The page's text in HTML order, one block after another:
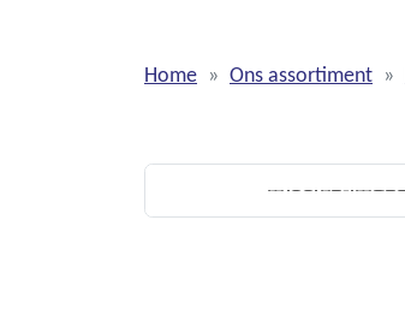
Home Ons assortiment